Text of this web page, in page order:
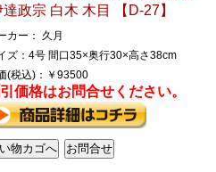
達政宗 白木 木目 【D-27】
カー： 久月
ズ：4号 間口35×奥行30×高さ38cm
(税込)：￥93500
価格はお問合せください。